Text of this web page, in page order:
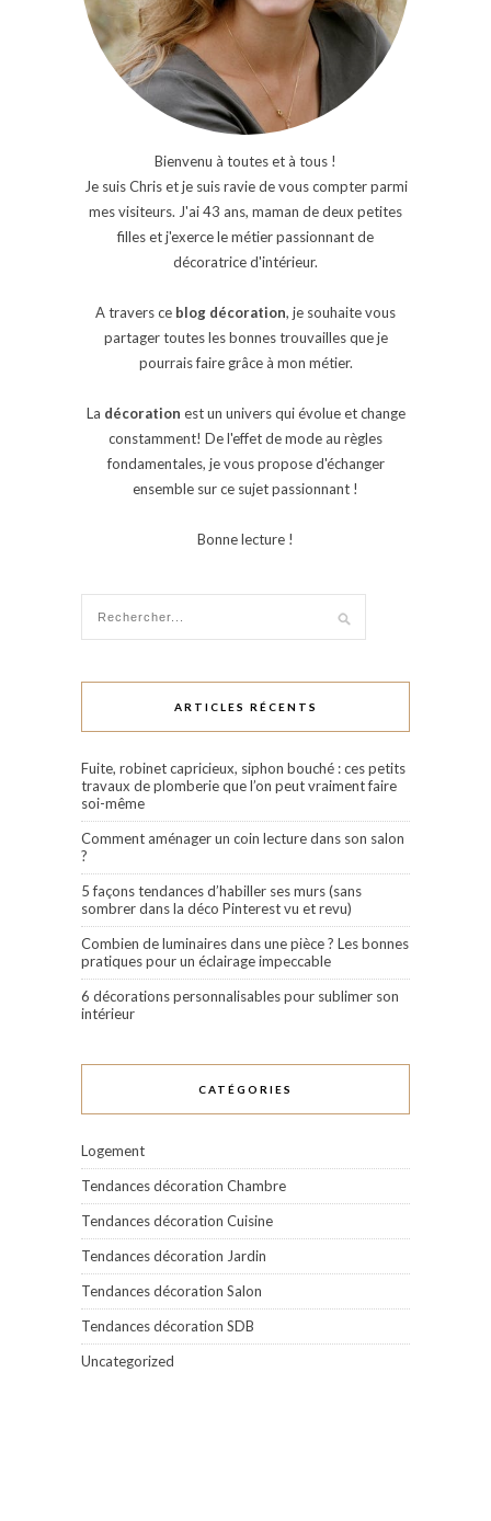
Bienvenu à toutes et à tous !
Je suis Chris et je suis ravie de vous compter parmi
mes visiteurs. J'ai 43 ans, maman de deux petites
filles et j'exerce le métier passionnant de
décoratrice d'intérieur.
A travers ce blog décoration, je souhaite vous
partager toutes les bonnes trouvailles que je
pourrais faire grâce à mon métier.
La décoration est un univers qui évolue et change
constamment! De l'effet de mode au règles
fondamentales, je vous propose d'échanger
ensemble sur ce sujet passionnant !
Bonne lecture !
ARTICLES RÉCENTS
Fuite, robinet capricieux, siphon bouché : ces petits
travaux de plomberie que l’on peut vraiment faire
soi-même
Comment aménager un coin lecture dans son salon
?
5 façons tendances d’habiller ses murs (sans
sombrer dans la déco Pinterest vu et revu)
Combien de luminaires dans une pièce ? Les bonnes
pratiques pour un éclairage impeccable
6 décorations personnalisables pour sublimer son
intérieur
CATÉGORIES
Logement
Tendances décoration Chambre
Tendances décoration Cuisine
Tendances décoration Jardin
Tendances décoration Salon
Tendances décoration SDB
Uncategorized